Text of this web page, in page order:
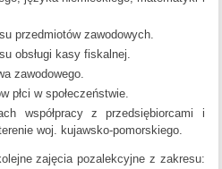
przedmiotów zawodowych.
obsługi kasy fiskalnej.
zawodowego.
płci w społeczeństwie.
współpracy z przedsiębiorcami i
woj. kujawsko-pomorskiego.
zajęcia pozalekcyjne z zakresu: